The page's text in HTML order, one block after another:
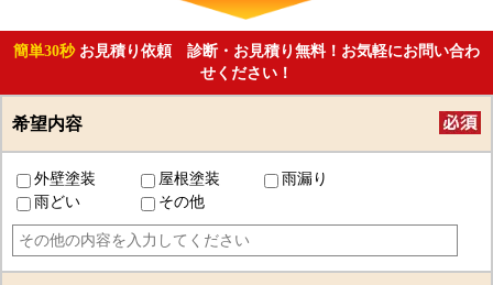
簡単30秒 お見積り依頼 診断・お見積り無料！お気軽にお問い合わ
せください！
希望内容
外壁塗装 屋根塗装
雨漏り
雨どい
その他